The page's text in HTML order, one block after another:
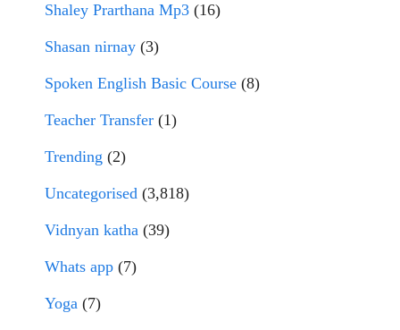
Shaley Prarthana Mp3 (16)
Shasan nirnay (3)
Spoken English Basic Course (8)
Teacher Transfer (1)
Trending (2)
Uncategorised (3,818)
Vidnyan katha (39)
Whats app (7)
Yoga (7)